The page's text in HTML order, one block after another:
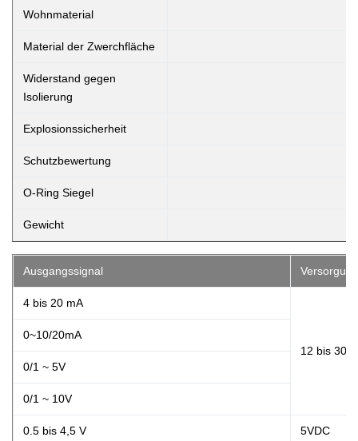
Wohnmaterial
Material der Zwerchfläche
Widerstand gegen
Isolierung
Explosionssicherheit
Schutzbewertung
O-Ring Siegel
Gewicht
Ausgangssignal
4 bis 20 mA
12 bis 30
0~10/20mA
0/1 ~ 5V
0/1 ~ 10V
0.5 bis 4,5 V 5VDC